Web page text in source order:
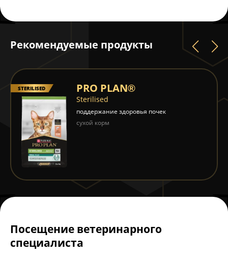
Рекомендуемые продукты
PRO PLAN®
HEALTHY START
для поддержания иммунитета и здорового
развития
Посещение ветеринарного
специалиста